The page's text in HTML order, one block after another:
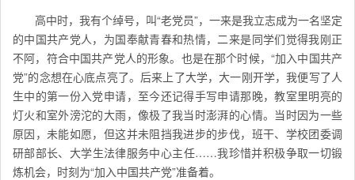
高中时，我有个绰号，叫“老党员”，一来是我立志成为一名坚定
的中国共产党人，为国奉献青春和热情，二来是同学们觉得我刚正
不阿，符合中国共产党人的形象。也是在那个时候，“加入中国共产
党”的念想在心底点亮了。后来上了大学，大一刚开学，我便写了人
生中的第一份入党申请，至今还记得手写申请那晚，教室里明亮的
灯火和室外滂沱的大雨，像极了我当时澎湃的心情。当时因为一些
原因，未能如愿，但这并未阻挡我进步的步伐，班干、学校团委调
研部部长、大学生法律服务中心主任……我珍惜并积极争取一切锻
炼机会，时刻为“加入中国共产党”准备着。